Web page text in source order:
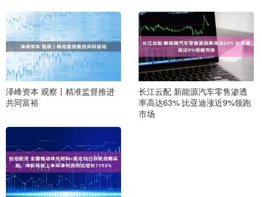
泽峰资本 观察丨精准监督推进
共同富裕
长江云配 新能源汽车零售渗透
率高达63% 比亚迪涨近9%领跑
市场